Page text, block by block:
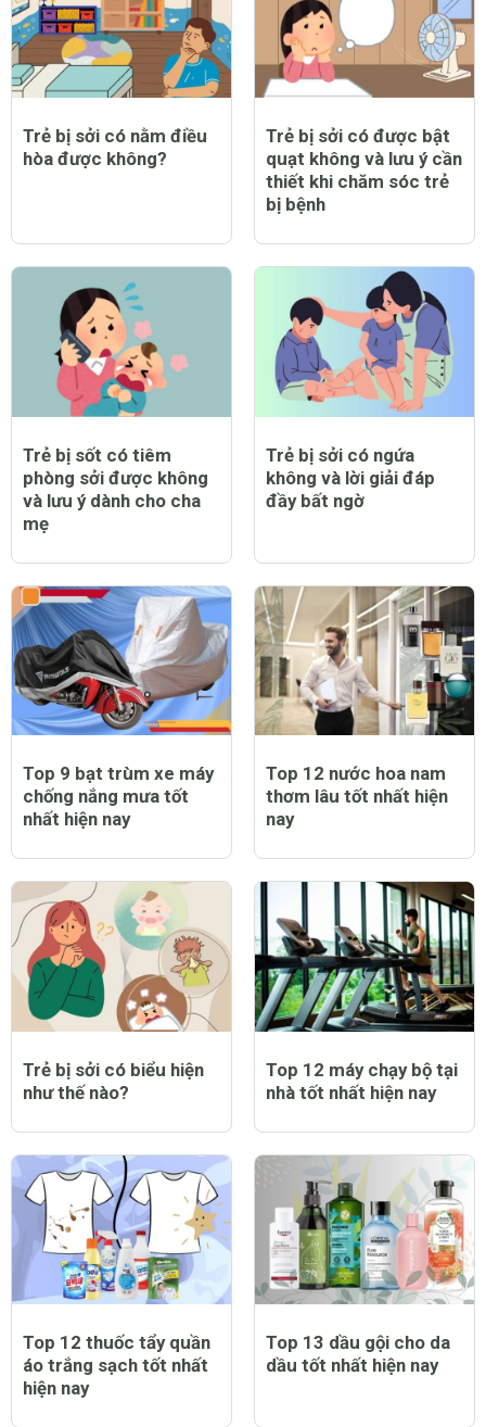
Trẻ bị sởi có nằm điều
hòa được không?
Trẻ bị sởi có được bật
quạt không và lưu ý cần
thiết khi chăm sóc trẻ
bị bệnh
Trẻ bị sốt có tiêm
phòng sởi được không
và lưu ý dành cho cha
mẹ
Trẻ bị sởi có ngứa
không và lời giải đáp
đầy bất ngờ
Top 9 bạt trùm xe máy
chống nắng mưa tốt
nhất hiện nay
Top 12 nước hoa nam
thơm lâu tốt nhất hiện
nay
Trẻ bị sởi có biểu hiện
như thế nào?
Top 12 máy chạy bộ tại
nhà tốt nhất hiện nay
Top 12 thuốc tẩy quần
áo trắng sạch tốt nhất
hiện nay
Top 13 dầu gội cho da
dầu tốt nhất hiện nay